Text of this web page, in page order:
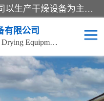
常州市圣祥干燥设备有限公司以生产干燥设备为主导产品，提供：干燥设备、干燥机、混合机、气流干燥机、烘箱、热风循环烘箱、沸腾干燥机、烘干机、喷雾干燥机等产品的生产、制造与销售服务。
有限公司
Changzhou Shengxiang Drying Equipment Co. , Ltd.
双锥真空干燥机